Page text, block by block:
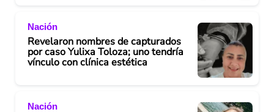
Nación
Revelaron nombres de capturados
por caso Yulixa Toloza; uno tendría
vínculo con clínica estética
Nación